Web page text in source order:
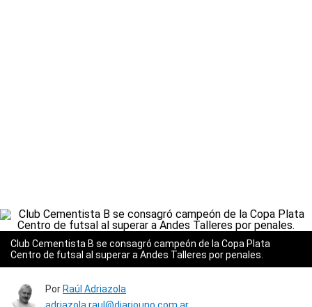
Club Cementista B se consagró campeón de la Copa Plata
Centro de futsal al superar a Andes Talleres por penales.
Por Raúl Adriazola